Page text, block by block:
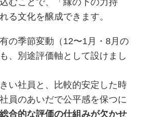
る文化を醸成できます。
の季節変動（12〜1月・8月の
、別途評価軸として設けまし
い社員と、比較的安定した時
員のあいだで公平感を保つに
合的な評価の仕組みが欠かせ